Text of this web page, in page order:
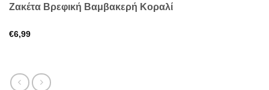
Ζακέτα Βρεφική Βαμβακερή Κοραλί
€6,99